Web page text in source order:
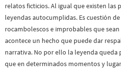
relatos ficticios. Al igual que existen las
leyendas autocumplidas. Es cuestión
rocambolescos e improbables que
acontece un hecho que puede dar
narrativa. No por ello la leyenda queda
que en determinados momentos y